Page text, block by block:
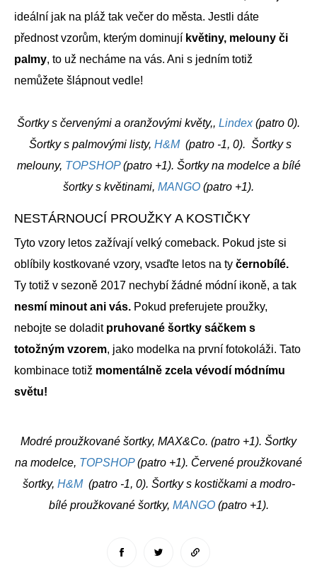
ideální jak na pláž tak večer do města. Jestli dáte
přednost vzorům, kterým dominují květiny, melouny či
palmy, to už necháme na vás. Ani s jedním totiž
nemůžete šlápnout vedle!
Šortky s červenými a oranžovými květy,, Lindex(patro 0).
Šortky s palmovými listy, H&M (patro -1, 0). Šortky s
melouny, TOPSHOP(patro +1). Šortky na modelce a bílé
šortky s květinami, MANGO (patro +1).
NESTÁRNOUCÍ PROUŽKY A KOSTIČKY
Tyto vzory letos zažívají velký comeback. Pokud jste si
oblíbily kostkované vzory, vsaďte letos na ty černobílé.
Ty totiž v sezoně 2017 nechybí žádné módní ikoně, a tak
nesmí minout ani vás. Pokud preferujete proužky,
nebojte se doladit pruhované šortky sáčkem s
totožným vzorem, jako modelka na první fotokoláži. Tato
kombinace totiž momentálně zcela vévodí módnímu
světu!
Modré proužkované šortky, MAX&Co. (patro +1). Šortky
na modelce, TOPSHOP(patro +1). Červené proužkované
šortky, H&M (patro -1, 0). Šortky s kostičkami a modro-
bílé proužkované šortky, MANGO(patro +1).